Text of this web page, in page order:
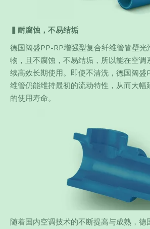
▍耐腐蚀，不易结垢
德国阔盛PP-RP增强型复合纤维管管壁光
物，且不腐蚀，不易结垢，所以能在空调
续高效长期使用。即使不清洗，德国阔盛
维管仍能维持最初的流动特性，从而大幅
的使用寿命。
随着国内空调技术的不断提高与成熟，德